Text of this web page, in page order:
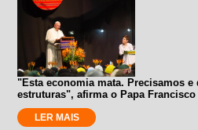
"Esta economia mata. Precisamos
estruturas", afirma o Papa Francisco
LER MAIS